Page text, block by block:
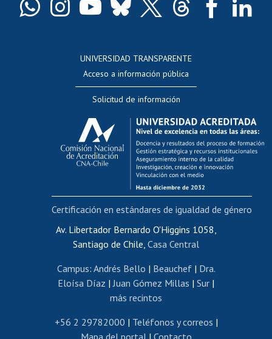
Docentes
Perfeccionamiento
Editar Portafolio Académico
Evaluación docente
Calificación académica
Postulación al AUCAI
Funcionarias/os
Cursos internos de capacitación
Bienestar del personal
Portal de movilidad interna
Certificado de renta
Certificado de renta honorarios
Editar páginas blancas
Extranjeras/os
Revalidación y reconocimiento de títulos
UNIVERSIDAD TRANSPARENTE
Acceso a información pública
Solicitud de información
Av. Libertador Bernardo O'Higgins 1058,
Santiago de Chile, Casa Central
Campus: Andrés Bello | Beauchef| Dra.
Eloísa Díaz | Juan Gómez Millas | Sur |
más recintos
+56 2 29782000 | Teléfonos y correos |
Mapa del portal | Contacto
Certificación en estándares de igualdad de género